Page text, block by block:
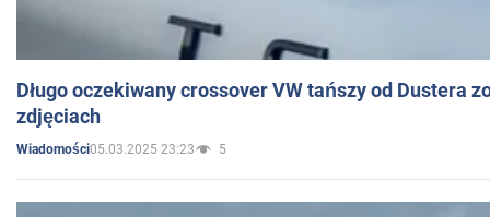
Długo oczekiwany crossover VW tańszy od Dustera
zdjęciach
Wiadomości05.03.2025 23:23 5